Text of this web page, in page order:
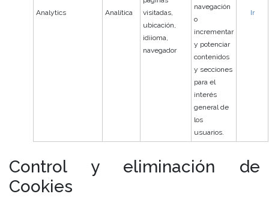
Analytics Analítica
visitadas,
ubicación,
idiioma,
navegador
navegación
o
incrementar
y potenciar
contenidos
y secciones
para el
interés
general de
los
usuarios.
Ir
Control y eliminación de
Cookies